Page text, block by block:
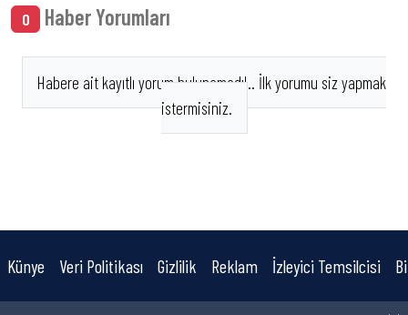
0 Haber Yorumları
Habere ait kayıtlı yorum bulunamadı!.. İlk yorumu siz yapmak
istermisiniz.
Künye Veri Politikası Gizlilik Reklam İzleyici Temsilcisi